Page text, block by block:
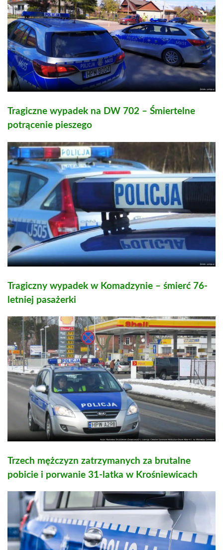
Tragiczne wypadek na DW 702 – Śmiertelne
potrącenie pieszego
Tragiczny wypadek w Komadzynie – śmierć 76-
letniej pasażerki
Trzech mężczyzn zatrzymanych za brutalne
pobicie i porwanie 31-latka w Krośniewicach